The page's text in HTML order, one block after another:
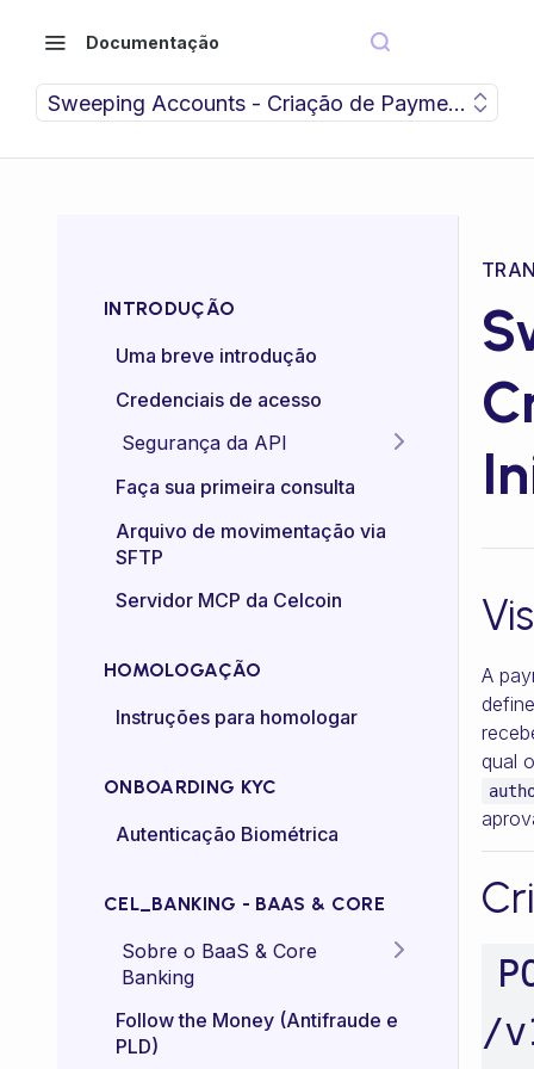
Documentação
Sweeping Accounts - Criação de Payment
INTRODUÇÃO
Uma breve introdução
Credenciais de acesso
Segurança da API
Idempotência das APIs
Certificado mTLS
control)
Faça sua primeira consulta
Arquivo de movimentação via
SFTP
Servidor MCP da Celcoin
HOMOLOGAÇÃO
Instruções para homologar
ONBOARDING KYC
Autenticação Biométrica
CEL_BANKING - BAAS & CORE
Sobre o BaaS & Core
Banking
FAQs
Follow the Money (Antifraude e
PLD)
A
qual
/